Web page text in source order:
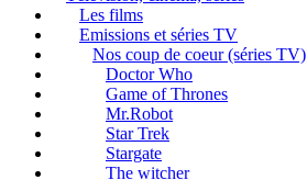
Les films
Emissions et séries TV
Nos coup de coeur (séries TV)
Doctor Who
Game of Thrones
Mr.Robot
Star Trek
Stargate
The witcher